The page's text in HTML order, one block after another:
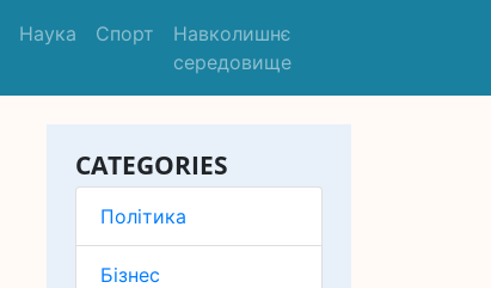
Наука Спорт
Навколишнє
середовище
CATEGORIES
Політика
Бізнес